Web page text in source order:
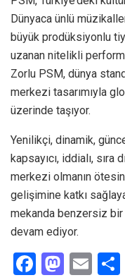
Dünyaca ünlü
büyük prodüksiyonlu
uzanan nitelikli
Zorlu PSM, dünya
merkezi tasarımıyla
üzerinde taşıyor.
Yenilikçi, dinamik,
kapsayıcı, iddialı, sıra
merkezi olmanın
gelişimine katkı
mekanda benzersiz
devam ediyor.
F
M E